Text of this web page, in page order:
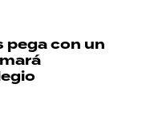
pega con un